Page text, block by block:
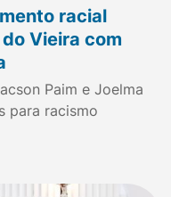
racial
Vieira com
Paim e Joelma
para racismo